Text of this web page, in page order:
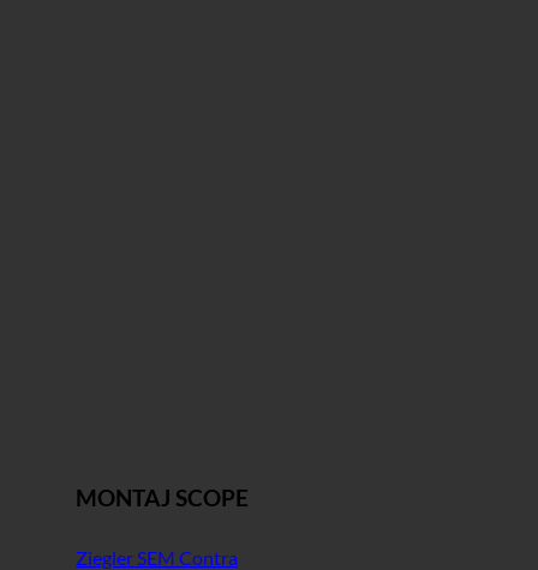
MONTAJ SCOPE
Ziegler SEM Contra